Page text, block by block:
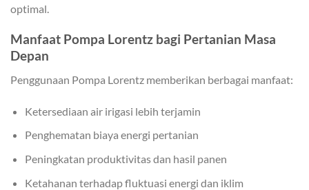
optimal.
Manfaat Pompa Lorentz bagi Pertanian Masa
Depan
Penggunaan Pompa Lorentz memberikan berbagai manfaat:
Ketersediaan air irigasi lebih terjamin
Penghematan biaya energi pertanian
Peningkatan produktivitas dan hasil panen
Ketahanan terhadap fluktuasi energi dan iklim